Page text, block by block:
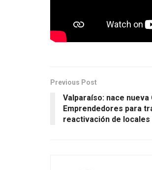
Previous Post
Valparaíso: nace nueva
Emprendedores para
reactivación de